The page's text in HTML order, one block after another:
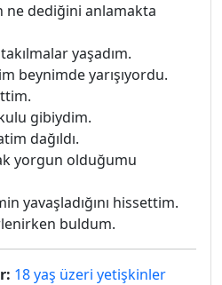
ne dediğini anlamakta
yaşadım.
beynimde yarışıyordu.
gibiydim.
dağıldı.
yorgun olduğumu
yavaşladığını hissettim.
buldum.
18 yaş üzeri yetişkinler